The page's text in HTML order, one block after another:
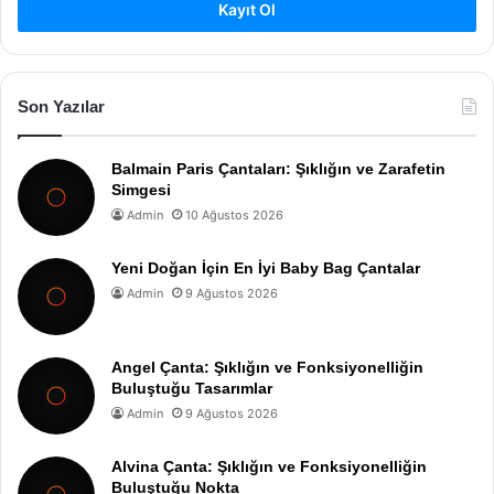
Kayıt Ol
Son Yazılar
Balmain Paris Çantaları: Şıklığın ve Zarafetin
Simgesi
Admin 10 Ağustos 2026
Yeni Doğan İçin En İyi Baby Bag Çantalar
Admin 9 Ağustos 2026
Angel Çanta: Şıklığın ve Fonksiyonelliğin
Buluştuğu Tasarımlar
Admin 9 Ağustos 2026
Alvina Çanta: Şıklığın ve Fonksiyonelliğin
Buluştuğu Nokta